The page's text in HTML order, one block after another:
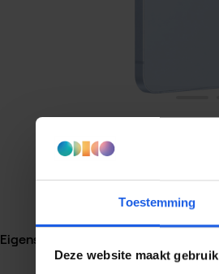
Toestemming
Deze website maakt
Eigenschappen